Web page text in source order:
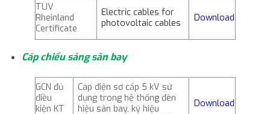
TUV
Rheinland
Certificate
Electric cables for
photovoltaic cables
Download
Cáp chiếu sáng sân bay
GCN đủ
điều
kiện KT
Cáp điện sơ cấp 5 kV sử
dụng trong hệ thống đèn
hiệu sân bay, ký hiệu
Download